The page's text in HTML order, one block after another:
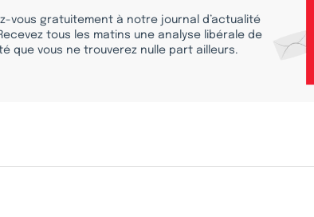
vous gratuitement à notre journal d’actualité
tous les matins une analyse libérale de
que vous ne trouverez nulle part ailleurs.